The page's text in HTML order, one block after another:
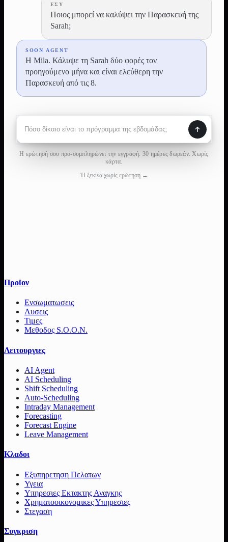
ΕΣΎ
Ποιος μπορεί να καλύψει την Παρασκευή της
Sarah;
SOON AGENT
Η Mila. Κάλυψε τη Sarah δύο φορές τον
προηγούμενο μήνα και είναι ελεύθερη την
Παρασκευή από τις 8.
Η ερώτησή σου προ-συμπληρώνει την εγγραφή. 30 ημέρες δωρεάν. Χωρίς
κάρτα.
Ή ξεκίνα χωρίς ερώτηση →
Προϊον
Ενσωματωσεις
Λυσεις
Τιμες
Μεθοδος S.O.O.N.
Λειτουργιες
AI Agent
AI Scheduling
Shift Scheduling
Auto-Scheduling
Intraday Management
Forecasting
Forecast Engine
Leave Management
Κλαδοι
Εξυπηρετηση Πελατων
Υγεια
Υπηρεσιες Εκτακτης Αναγκης
Χρηματοοικονομικες Υπηρεσιες
Στεγαση
Συγκριση